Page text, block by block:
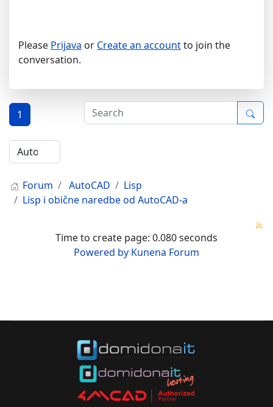
Please Prijava or Create an accountto join the
conversation.
1
Forum AutoCAD
Lisp
Lisp i obične naredbe od AutoCAD-a
Time to create page: 0.080 seconds
Powered by Kunena Forum